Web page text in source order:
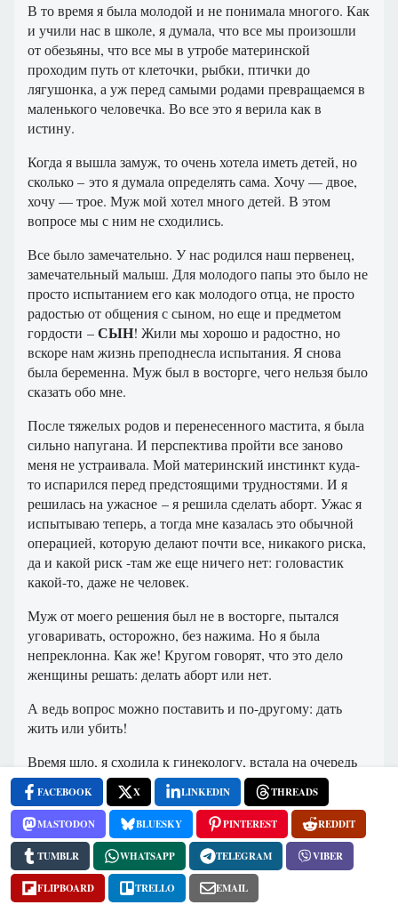
В то время я была молодой и не понимала многого. Как
и учили нас в школе, я думала, что все мы произошли
от обезьяны, что все мы в утробе материнской
проходим путь от клеточки, рыбки, птички до
лягушонка, а уж перед самыми родами превращаемся в
маленького человечка. Во все это я верила как в
истину.
Когда я вышла замуж, то очень хотела иметь детей, но
сколько – это я думала определять сама. Хочу — двое,
хочу — трое. Муж мой хотел много детей. В этом
вопросе мы с ним не сходились.
Все было замечательно. У нас родился наш первенец,
замечательный малыш. Для молодого папы это было не
просто испытанием его как молодого отца, не просто
радостью от общения с сыном, но еще и предметом
гордости –СЫН! Жили мы хорошо и радостно, но
вскоре нам жизнь преподнесла испытания. Я снова
была беременна. Муж был в восторге, чего нельзя было
сказать обо мне.
После тяжелых родов и перенесенного мастита, я была
сильно напугана. И перспектива пройти все заново
меня не устраивала. Мой материнский инстинкт куда-
то испарился перед предстоящими трудностями. И я
решилась на ужасное – я решила сделать аборт. Ужас я
испытываю теперь, а тогда мне казалась это обычной
операцией, которую делают почти все, никакого риска,
да и какой риск -там же еще ничего нет: головастик
какой-то, даже не человек.
Муж от моего решения был не в восторге, пытался
уговаривать, осторожно, без нажима. Но я была
непреклонна. Как же! Кругом говорят, что это дело
женщины решать: делать аборт или нет.
А ведь вопрос можно поставить и по-другому: дать
жить или убить!
Время шло, я сходила к гинекологу, встала на очередь
на аборт, сказала об этом мужу. Тогда, исчерпав,
видимо, все аргументы в пользу малыша, он сказал
мне, что я убийца, и, что если хочешь, то убивай. Я
задумалась, но ненадолго, продолжая упорствовать.
И вот однажды вечером, придя с работы, мой муж
принес большой сверток, бросил его на кровать и
FACEBOOK X LINKEDIN THREADS
MASTODON BLUESKY PINTEREST REDDIT
TUMBLR WHATSAPP TELEGRAM VIBER
FLIPBOARD TRELLO EMAIL